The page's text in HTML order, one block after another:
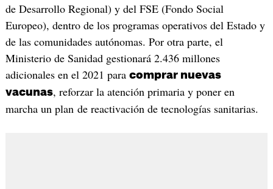
de Desarrollo Regional) y del FSE (Fondo Social
Europeo), dentro de los programas operativos del Estado y
de las comunidades autónomas. Por otra parte, el
Ministerio de Sanidad gestionará 2.436 millones
adicionales en el 2021 para comprar nuevas
vacunas, reforzar la atención primaria y poner en
marcha un plan de reactivación de tecnologías sanitarias.